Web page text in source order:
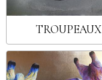
TROUPEAUX